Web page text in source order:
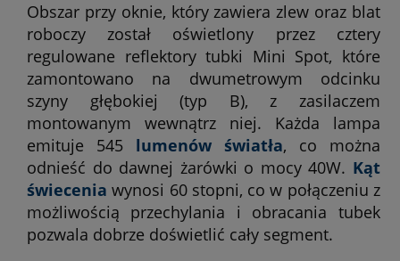
Obszar przy oknie, który zawiera zlew oraz blat
roboczy został oświetlony przez cztery
regulowane reflektory tubki Mini Spot, które
zamontowano na dwumetrowym odcinku
szyny głębokiej (typ B), z zasilaczem
montowanym wewnątrz niej. Każda lampa
emituje 545 lumenów światła, co można
odnieść do dawnej żarówki o mocy 40W. Kąt
świecenia wynosi 60 stopni, co w połączeniu z
możliwością przechylania i obracania tubek
pozwala dobrze doświetlić cały segment.